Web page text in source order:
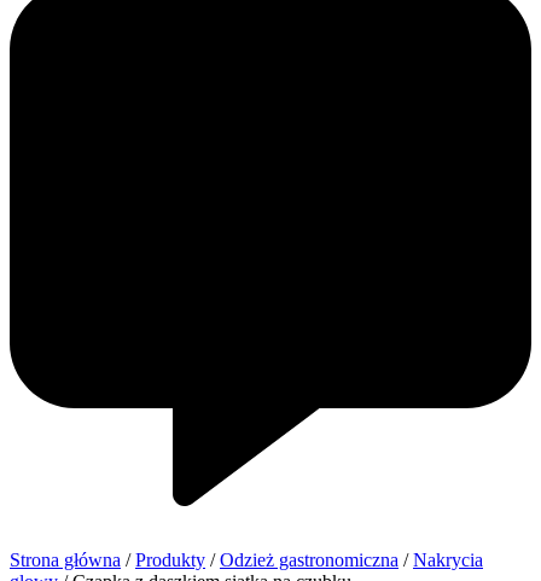
Strona główna /Produkty /Odzież gastronomiczna /Nakrycia